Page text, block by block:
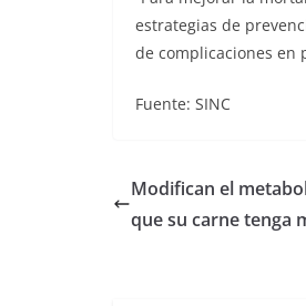
estrategias de
de complicaciones en
Fuente: SINC
Modifican el
que su carne tenga